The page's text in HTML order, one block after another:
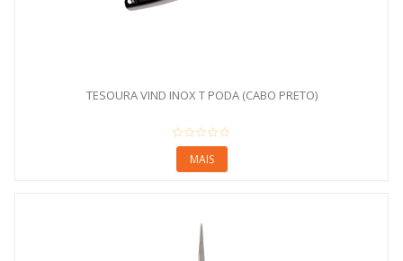
TESOURA VIND INOX T PODA (CABO PRETO)
MAIS